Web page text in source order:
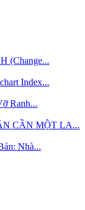
(Change...
Index...
Ranh...
CẦN MỘT LA...
Nhà...